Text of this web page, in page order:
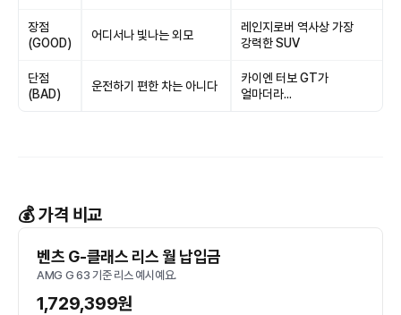
장점
(GOOD)
어디서나 빛나는 외모
레인지로버 역사상 가장
강력한 SUV
단점
(BAD)
운전하기 편한 차는 아니다
카이엔 터보 GT가
얼마더라...
💰 가격 비교
벤츠 G-클래스 리스 월 납입금
AMG G 63 기준 리스 예시예요.
1,729,399원